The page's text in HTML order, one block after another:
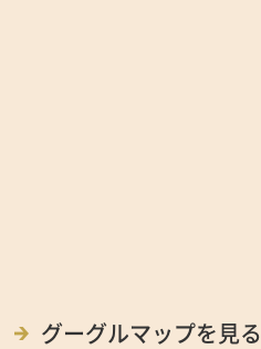
グーグルマップを見る